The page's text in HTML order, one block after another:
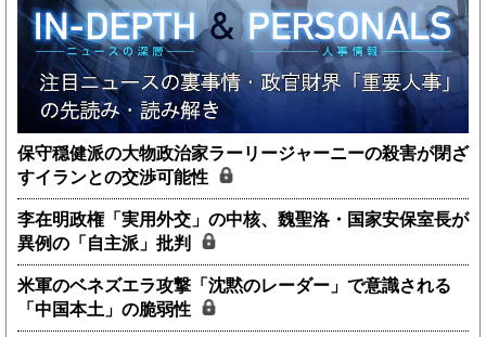
保守穏健派の大物政治家ラーリージャーニーの殺害が閉ざ
すイランとの交渉可能性
李在明政権「実用外交」の中核、魏聖洛・国家安保室長が
異例の「自主派」批判
米軍のベネズエラ攻撃「沈黙のレーダー」で意識される
「中国本土」の脆弱性